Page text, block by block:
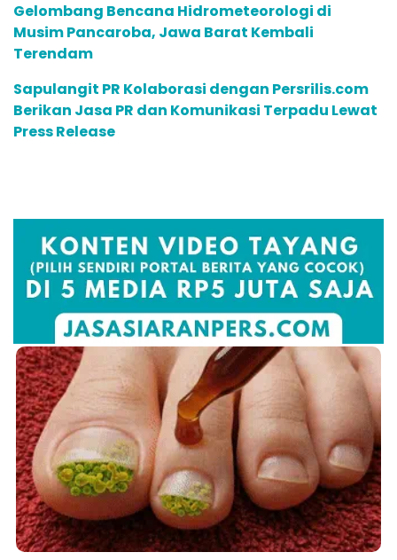
Gelombang Bencana Hidrometeorologi di
Musim Pancaroba, Jawa Barat Kembali
Terendam
Sapulangit PR Kolaborasi dengan Persrilis.com
Berikan Jasa PR dan Komunikasi Terpadu Lewat
Press Release